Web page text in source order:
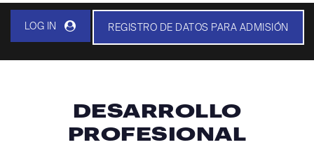
LOG IN REGISTRO DE DATOS PARA ADMISIÓN
DESARROLLO
PROFESIONAL